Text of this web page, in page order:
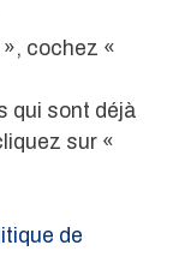
cochez «
qui sont déjà
sur «
de